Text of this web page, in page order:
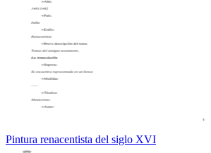
Pintura renacentista del siglo XVI